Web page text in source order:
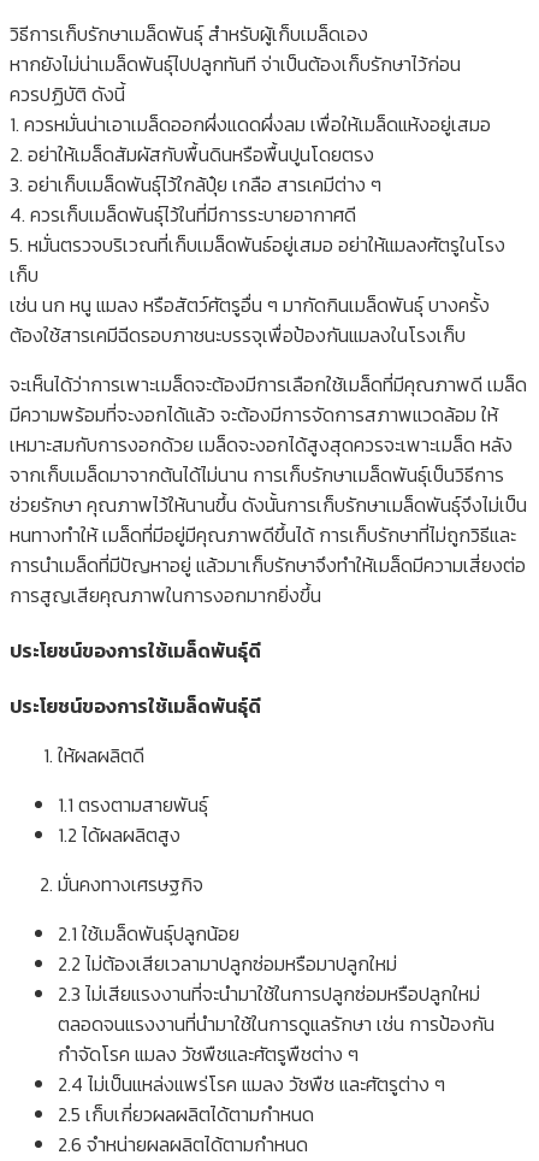
วิธีการเก็บรักษาเมล็ดพันธุ์ สำหรับผู้เก็บเมล็ดเอง
หากยังไม่น่าเมล็ดพันธุ์ไปปลูกทันที จ่าเป็นต้องเก็บรักษาไว้ก่อน
ควรปฏิบัติ ดังนี้
1. ควรหมั่นน่าเอาเมล็ดออกผึ่งแดดผึ่งลม เพื่อให้เมล็ดแห้งอยู่เสมอ
2. อย่าให้เมล็ดสัมผัสกับพื้นดินหรือพื้นปูนโดยตรง
3. อย่าเก็บเมล็ดพันธุ์ไว้ใกล้ปุ๋ย เกลือ สารเคมีต่าง ๆ
4. ควรเก็บเมล็ดพันธุ์ไว้ในที่มีการระบายอากาศดี
5. หมั่นตรวจบริเวณที่เก็บเมล็ดพันธ์อยู่เสมอ อย่าให้แมลงศัตรูในโรง
เก็บ
เช่น นก หนู แมลง หรือสัตว์ศัตรูอื่น ๆ มากัดกินเมล็ดพันธุ์ บางครั้ง
ต้องใช้สารเคมีฉีดรอบภาชนะบรรจุเพื่อป้องกันแมลงในโรงเก็บ
จะเห็นได้ว่าการเพาะเมล็ดจะต้องมีการเลือกใช้เมล็ดที่มีคุณภาพดี เมล็ด
มีความพร้อมที่จะงอกได้แล้ว จะต้องมีการจัดการสภาพแวดล้อม ให้
เหมาะสมกับการงอกด้วย เมล็ดจะงอกได้สูงสุดควรจะเพาะเมล็ด หลัง
จากเก็บเมล็ดมาจากต้นได้ไม่นาน การเก็บรักษาเมล็ดพันธุ์เป็นวิธีการ
ช่วยรักษา คุณภาพไว้ให้นานขึ้น ดังนั้นการเก็บรักษาเมล็ดพันธุ์จึงไม่เป็น
หนทางทำให้ เมล็ดที่มีอยู่มีคุณภาพดีขึ้นได้ การเก็บรักษาที่ไม่ถูกวิธีและ
การนำเมล็ดที่มีปัญหาอยู่ แล้วมาเก็บรักษาจึงทำให้เมล็ดมีความเสี่ยงต่อ
การสูญเสียคุณภาพในการงอกมากยิ่งขึ้น
ประโยชน์ของการใช้เมล็ดพันธุ์ดี
ประโยชน์ของการใช้เมล็ดพันธุ์ดี
ให้ผลผลิตดี
1.1 ตรงตามสายพันธุ์
1.2 ได้ผลผลิตสูง
มั่นคงทางเศรษฐกิจ
2.1 ใช้เมล็ดพันธุ์ปลูกน้อย
2.2 ไม่ต้องเสียเวลามาปลูกซ่อมหรือมาปลูกใหม่
2.3 ไม่เสียแรงงานที่จะนำมาใช้ในการปลูกซ่อมหรือปลูกใหม่
ตลอดจนแรงงานที่นำมาใช้ในการดูแลรักษา เช่น การป้องกัน
กำจัดโรค แมลง วัชพืชและศัตรูพืชต่าง ๆ
2.4 ไม่เป็นแหล่งแพร่โรค แมลง วัชพืช และศัตรูต่าง ๆ
2.5 เก็บเกี่ยวผลผลิตได้ตามกำหนด
2.6 จำหน่ายผลผลิตได้ตามกำหนด